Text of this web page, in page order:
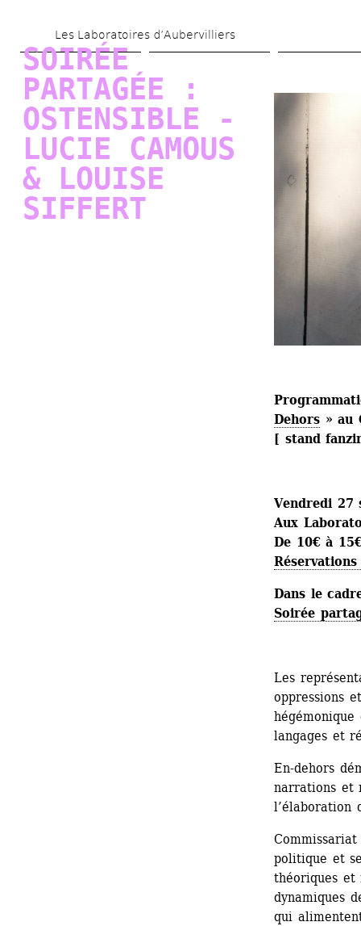
au
contenu
principal
Les Laboratoires d’Aubervilliers
SOIRÉE
PARTAGÉE :
OSTENSIBLE -
LUCIE CAMOUS
& LOUISE
SIFFERT
Dehors » au
[ stand
Vendredi
Aux
De 10€ à
Dans le
Soirée
Les
oppressions
hégémonique
langages et
En-dehors
narrations et
l’élaboration
politique et
théoriques et
dynamiques
qui